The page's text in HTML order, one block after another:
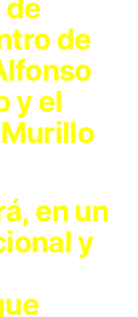
de
de
y el
en un
y